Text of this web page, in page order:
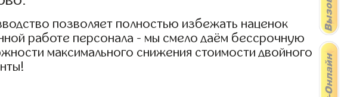
позволяет полностью избежать наценок
работе персонала - мы смело даём бессрочную
максимального снижения стоимости двойного